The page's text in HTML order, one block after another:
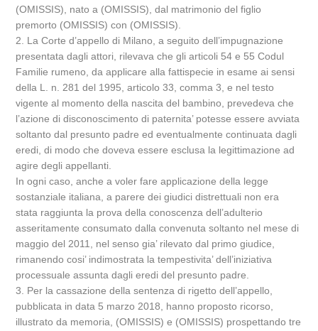
(OMISSIS), nato a (OMISSIS), dal matrimonio del figlio
premorto (OMISSIS) con (OMISSIS).
2. La Corte d’appello di Milano, a seguito dell’impugnazione
presentata dagli attori, rilevava che gli articoli 54 e 55 Codul
Familie rumeno, da applicare alla fattispecie in esame ai sensi
della L. n. 281 del 1995, articolo 33, comma 3, e nel testo
vigente al momento della nascita del bambino, prevedeva che
l’azione di disconoscimento di paternita’ potesse essere avviata
soltanto dal presunto padre ed eventualmente continuata dagli
eredi, di modo che doveva essere esclusa la legittimazione ad
agire degli appellanti.
In ogni caso, anche a voler fare applicazione della legge
sostanziale italiana, a parere dei giudici distrettuali non era
stata raggiunta la prova della conoscenza dell’adulterio
asseritamente consumato dalla convenuta soltanto nel mese di
maggio del 2011, nel senso gia’ rilevato dal primo giudice,
rimanendo cosi’ indimostrata la tempestivita’ dell’iniziativa
processuale assunta dagli eredi del presunto padre.
3. Per la cassazione della sentenza di rigetto dell’appello,
pubblicata in data 5 marzo 2018, hanno proposto ricorso,
illustrato da memoria, (OMISSIS) e (OMISSIS) prospettando tre